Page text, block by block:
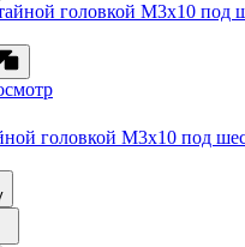
головкой M3x10 под